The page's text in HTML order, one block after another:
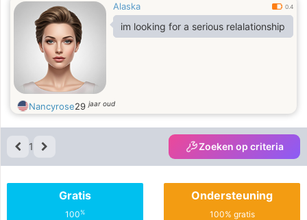
Alaska 0.4
im looking for a serious relalationship
Nancyrose29jaar oud
1 Zoeken op criteria
Gratis
100%
Ondersteuning
100% gratis